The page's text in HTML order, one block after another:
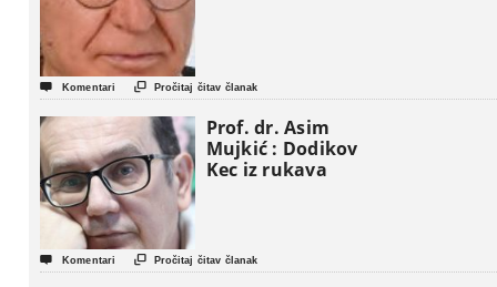
 Komentari  Pročitaj čitav članak
Prof. dr. Asim
Mujkić : Dodikov
Kec iz rukava
 Komentari  Pročitaj čitav članak